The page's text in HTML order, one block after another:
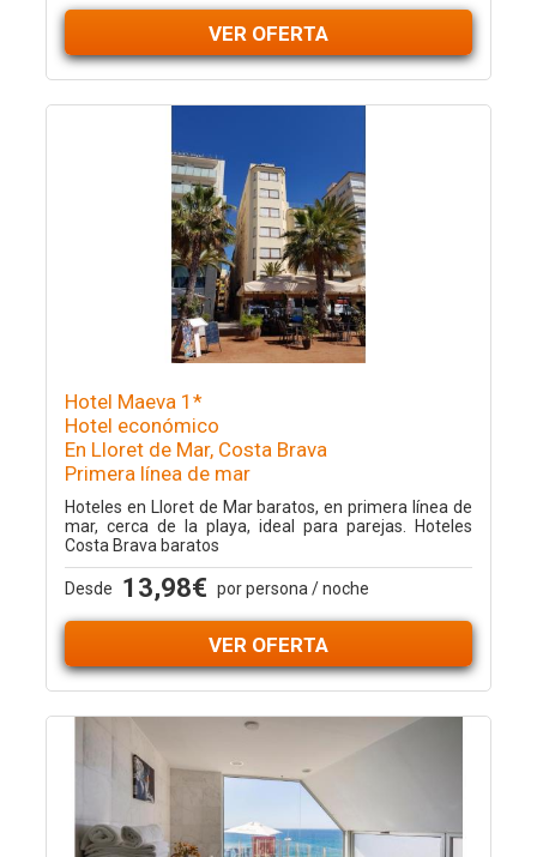
VER OFERTA
Hotel Maeva 1*
Hotel económico
En Lloret de Mar, Costa Brava
Primera línea de mar
Hoteles en Lloret de Mar baratos, en primera línea de
mar, cerca de la playa, ideal para parejas. Hoteles
Costa Brava baratos
Desde 13,98€ por persona / noche
VER OFERTA